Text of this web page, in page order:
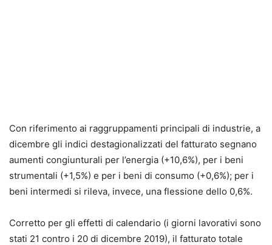
Con riferimento ai raggruppamenti principali di industrie, a
dicembre gli indici destagionalizzati del fatturato segnano
aumenti congiunturali per l’energia (+10,6%), per i beni
strumentali (+1,5%) e per i beni di consumo (+0,6%); per i
beni intermedi si rileva, invece, una flessione dello 0,6%.
Corretto per gli effetti di calendario (i giorni lavorativi sono
stati 21 contro i 20 di dicembre 2019), il fatturato totale